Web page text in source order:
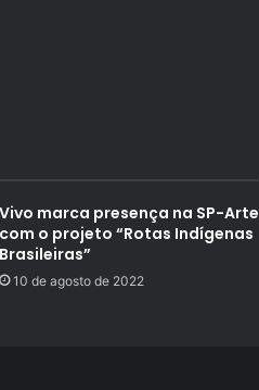
Vivo marca presença na SP-Arte
com o projeto “Rotas Indígenas
Brasileiras”
10 de agosto de 2022